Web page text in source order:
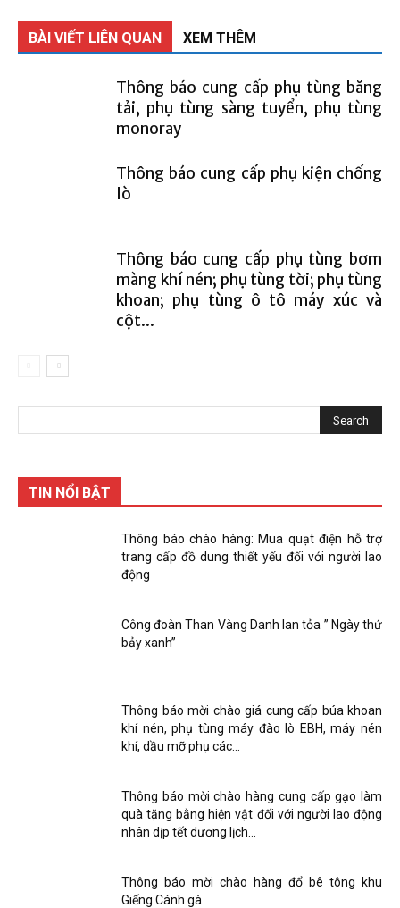
VinacominBÀI VIẾT LIÊN QUAN XEM THÊM
Thông báo cung cấp phụ tùng băng
tải, phụ tùng sàng tuyển, phụ tùng
monoray
Thông báo cung cấp phụ kiện chống
lò
Thông báo cung cấp phụ tùng bơm
màng khí nén; phụ tùng tời; phụ tùng
khoan; phụ tùng ô tô máy xúc và
cột...
TIN NỔI BẬT
Thông báo chào hàng: Mua quạt điện hỗ trợ
trang cấp đồ dung thiết yếu đối với người lao
động
Công đoàn Than Vàng Danh lan tỏa ” Ngày thứ
bảy xanh”
Thông báo mời chào giá cung cấp búa khoan
khí nén, phụ tùng máy đào lò EBH, máy nén
khí, dầu mỡ phụ các...
Thông báo mời chào hàng cung cấp gạo làm
quà tặng bằng hiện vật đối với người lao động
nhân dịp tết dương lịch...
Thông báo mời chào hàng đổ bê tông khu
Giếng Cánh gà